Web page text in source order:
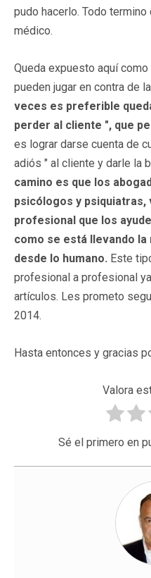
pudo hacerlo. Todo
médico.
Queda expuesto aquí
pueden jugar en contra de
veces es preferible
perder al cliente ", que
es lograr darse cuenta de
adiós " al cliente y darle la
camino es que los
psicólogos y psiquiatras,
profesional que los
como se está llevando
desde lo humano. Este
profesional a profesional
artículos. Les prometo
2014.
Hasta entonces y gracias
Valora
Sé el primero en